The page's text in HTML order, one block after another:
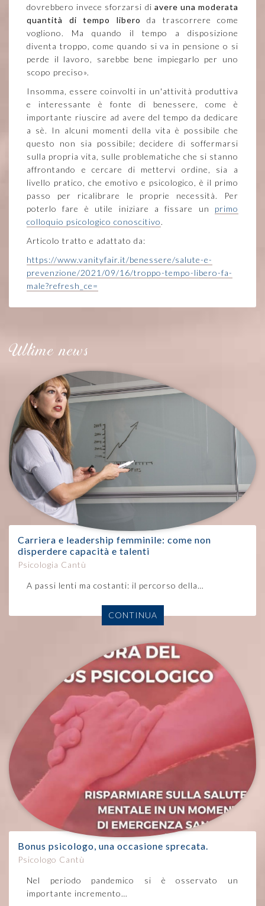
dovrebbero invece sforzarsi di avere una moderata
quantità di tempo libero da trascorrere come
vogliono. Ma quando il tempo a disposizione
diventa troppo, come quando si va in pensione o si
perde il lavoro, sarebbe bene impiegarlo per uno
scopo preciso».
Insomma, essere coinvolti in un'attività produttiva
e interessante è fonte di benessere, come è
importante riuscire ad avere del tempo da dedicare
a sè. In alcuni momenti della vita è possibile che
questo non sia possibile; decidere di soffermarsi
sulla propria vita, sulle problematiche che si stanno
affrontando e cercare di mettervi ordine, sia a
livello pratico, che emotivo e psicologico, è il primo
passo per ricalibrare le proprie necessità. Per
poterlo fare è utile iniziare a fissare un primo
colloquio psicologico conoscitivo.
Articolo tratto e adattato da:
https://www.vanityfair.it/benessere/salute-e-
prevenzione/2021/09/16/troppo-tempo-libero-fa-
male?refresh_ce=
Ultime news
Carriera e leadership femminile: come non
disperdere capacità e talenti
Psicologia Cantù
A passi lenti ma costanti: il percorso della…
CONTINUA
Bonus psicologo, una occasione sprecata.
Psicologo Cantù
Nel periodo pandemico si è osservato un
importante incremento…